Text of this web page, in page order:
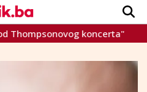
KRONIKA 2023.
koncerta"